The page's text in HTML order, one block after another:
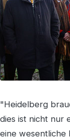
"Heidelberg
dies ist nicht nur
eine wesentliche